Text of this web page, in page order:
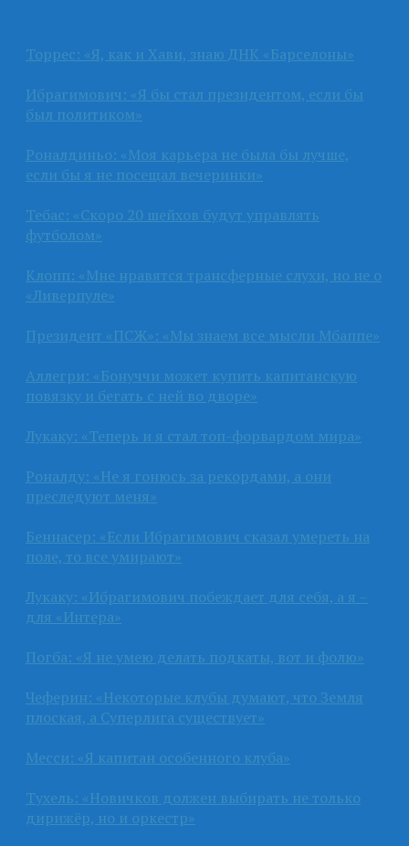
Торрес: «Я, как и Хави, знаю ДНК «Барселоны»
Ибрагимович: «Я бы стал президентом, если бы
был политиком»
Роналдиньо: «Моя карьера не была бы лучше,
если бы я не посещал вечеринки»
Тебас: «Скоро 20 шейхов будут управлять
футболом»
Клопп: «Мне нравятся трансферные слухи, но не о
«Ливерпуле»
Президент «ПСЖ»: «Мы знаем все мысли Мбаппе»
Аллегри: «Бонуччи может купить капитанскую
повязку и бегать с ней во дворе»
Лукаку: «Теперь и я стал топ-форвардом мира»
Роналду: «Не я гонюсь за рекордами, а они
преследуют меня»
Беннасер: «Если Ибрагимович сказал умереть на
поле, то все умирают»
Лукаку: «Ибрагимович побеждает для себя, а я –
для «Интера»
Погба: «Я не умею делать подкаты, вот и фолю»
Чеферин: «Некоторые клубы думают, что Земля
плоская, а Суперлига существует»
Месси: «Я капитан особенного клуба»
Тухель: «Новичков должен выбирать не только
дирижёр, но и оркестр»